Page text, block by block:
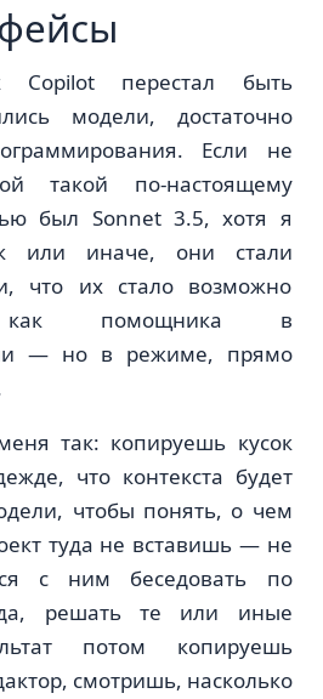
Copilot перестал быть
модели, достаточно
Если не
такой по-настоящему
был Sonnet 3.5, хотя я
или иначе, они стали
что их стало возможно
как помощника в
— но в режиме, прямо
так: копируешь кусок
что контекста будет
чтобы понять, о чем
туда не вставишь — не
с ним беседовать по
решать те или иные
потом копируешь
смотришь, насколько